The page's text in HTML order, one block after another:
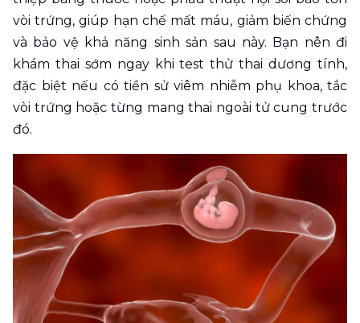
vòi trứng, giúp hạn chế mất máu, giảm biến chứng
và bảo vệ khả năng sinh sản sau này. Bạn nên đi
khám thai sớm ngay khi test thử thai dương tính,
đặc biệt nếu có tiền sử viêm nhiễm phụ khoa, tắc
vòi trứng hoặc từng mang thai ngoài tử cung trước
đó.